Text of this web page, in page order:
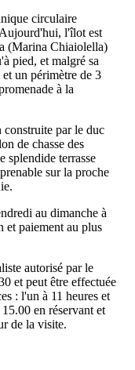
circulaire
l'îlot est
(Marina Chiaiolella)
pied, et malgré sa
un périmètre de 3
à la
construite par le duc
de chasse des
splendide terrasse
sur la proche
au dimanche à
et paiement au plus
autorisé par le
et peut être effectuée
: l'un à 11 heures et
en réservant et
de la visite.